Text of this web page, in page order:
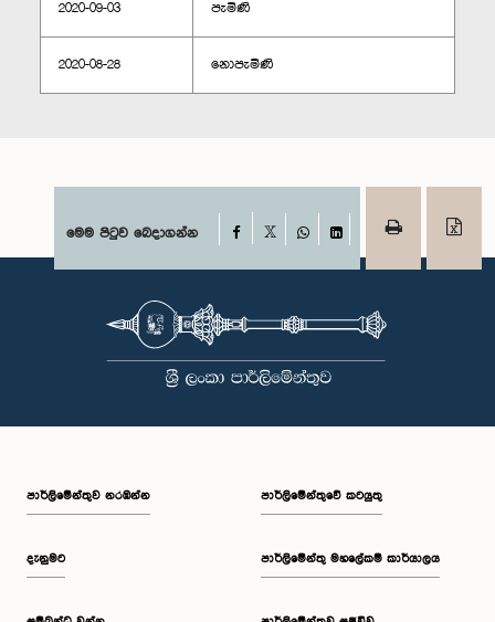
2020-09-03 පැමිණි
2020-08-28 නොපැමිණි
මෙම පිටුව බෙදාගන්න Facebook
WhatsAppLinkedIn
පාර්ලි‌මේන්තුව නරඹන්න
දැනුමට
පාර්ලිමේන්තුවේ කටයුතු
පාර්ලිමේන්තු මහලේකම් කාර්යාලය